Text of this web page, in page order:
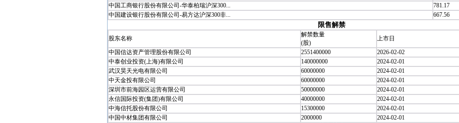
中国工商银行股份有限公司-华泰柏瑞沪深300...
781.17
中国建设银行股份有限公司-易方达沪深300非...
667.56
限售解禁
股东名称
解禁数量
(股)
上市日
中国信达资产管理股份有限公司
2551400000 2026-02-02
中泰创业投资(上海)有限公司
140000000 2024-02-01
武汉昊天光电有限公司
60000000 2024-02-01
中天金投有限公司
60000000 2024-02-01
深圳市前海园区运营有限公司
50000000 2024-02-01
永信国际投资(集团)有限公司
40000000 2024-02-01
中海信托股份有限公司
15300000 2024-02-01
中国中材集团有限公司
2000000 2024-02-01